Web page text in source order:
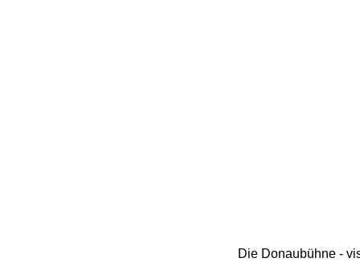
Die Donaubühne -